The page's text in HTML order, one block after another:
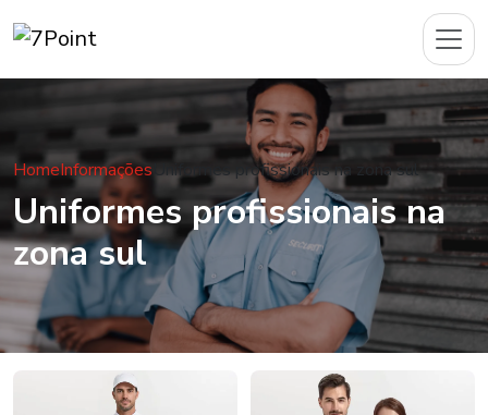
HomeInformações Uniformes profissionais na zona sul
Uniformes profissionais na
zona sul